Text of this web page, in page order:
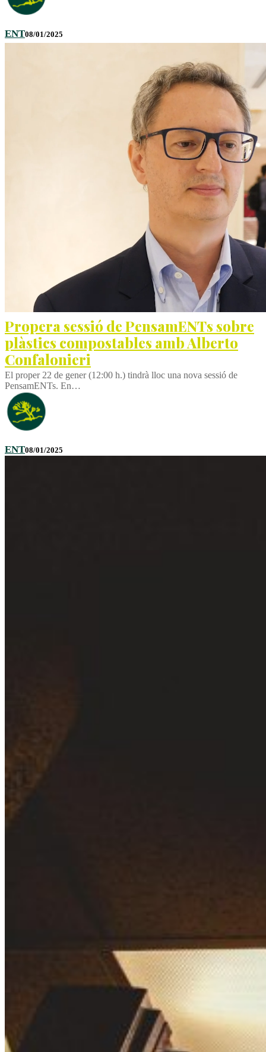
ENT08/01/2025
Propera sessió de PensamENTs sobre
plàstics compostables amb Alberto
Confalonieri
El proper 22 de gener (12:00 h.) tindrà lloc una nova sessió de
PensamENTs. En…
ENT08/01/2025